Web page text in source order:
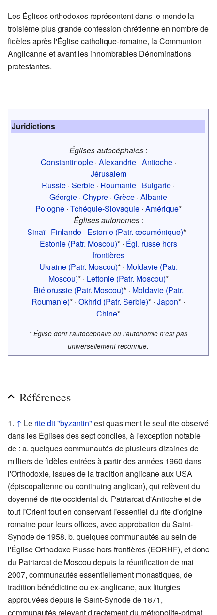
Les Églises orthodoxes représentent dans le monde la
troisième plus grande confession chrétienne en nombre de
fidèles après l'Église catholique-romaine, la Communion
Anglicanne et avant les innombrables Dénominations
protestantes.
Juridictions
Églises autocéphales :
Constantinople· Alexandrie· Antioche·
Jérusalem
Russie · Serbie · Roumanie · Bulgarie ·
Géorgie · Chypre · Grèce · Albanie
Pologne· Tchéquie-Slovaquie· Amérique*
Églises autonomes:
Sinaï· Finlande· Estonie (Patr. œcuménique)* ·
Estonie (Patr. Moscou)* · Égl. russe hors
frontières
Ukraine (Patr. Moscou)* · Moldavie (Patr.
Moscou)* · Lettonie (Patr. Moscou)*
Biélorussie (Patr. Moscou)* · Moldavie (Patr.
Roumanie)* · Okhrid (Patr. Serbie)* · Japon* ·
Chine*
*Église dont l'autocéphalie ou l'autonomie n'est pas
universellement reconnue.
Références
↑ Le rite dit "byzantin" est quasiment le seul rite observé
dans les Églises des sept conciles, à l'exception notable
de : a. quelques communautés de plusieurs dizaines de
milliers de fidèles entrées à partir des années 1960 dans
l'Orthodoxie, issues de la tradition anglicane aux USA
(épiscopalienne ou continuing anglican), qui relèvent du
doyenné de rite occidental du Patriarcat d'Antioche et de
tout l'Orient tout en conservant l'essentiel du rite d'origine
romaine pour leurs offices, avec approbation du Saint-
Synode de 1958. b. quelques communautés au sein de
l'Église Orthodoxe Russe hors frontières (EORHF), et donc
du Patriarcat de Moscou depuis la réunification de mai
2007, communautés essentiellement monastiques, de
tradition bénédictine ou ex-anglicane, aux liturgies
approuvées depuis le Saint-Synode de 1871,
communautés relevant directement du métropolite-primat